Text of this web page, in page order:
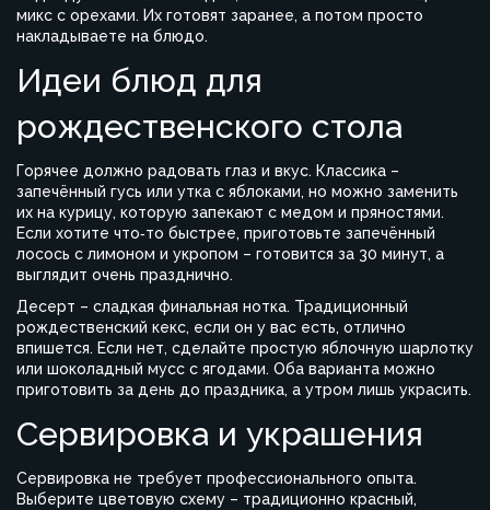
микс с орехами. Их готовят заранее, а потом просто
накладываете на блюдо.
Идеи блюд для
рождественского стола
Горячее должно радовать глаз и вкус. Классика –
запечённый гусь или утка с яблоками, но можно заменить
их на курицу, которую запекают с медом и пряностями.
Если хотите что‑то быстрее, приготовьте запечённый
лосось с лимоном и укропом – готовится за 30 минут, а
выглядит очень празднично.
Десерт – сладкая финальная нотка. Традиционный
рождественский кекс, если он у вас есть, отлично
впишется. Если нет, сделайте простую яблочную шарлотку
или шоколадный мусс с ягодами. Оба варианта можно
приготовить за день до праздника, а утром лишь украсить.
Сервировка и украшения
Сервировка не требует профессионального опыта.
Выберите цветовую схему – традиционно красный,